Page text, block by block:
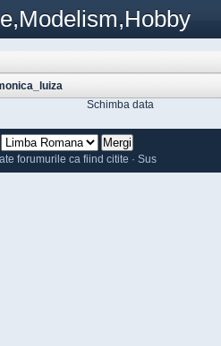
Schimba data
forumurile ca fiind citite · Sus